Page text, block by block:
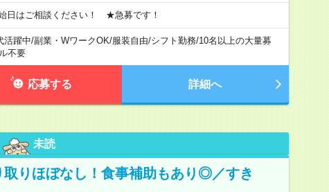
日はご相談ください！ ★急募です！
活躍中/副業・WワークOK/服装自由/シフト勤務/10名以上の大量募
不要
応募する 詳細へ
未読
りほぼなし！食事補助もあり◎／すき